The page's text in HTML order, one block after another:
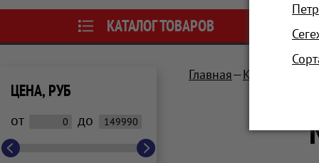
КАТАЛОГ ТОВАРОВ АКЦИИ
ЦЕНА, РУБ
от до
Главная Компьютеры